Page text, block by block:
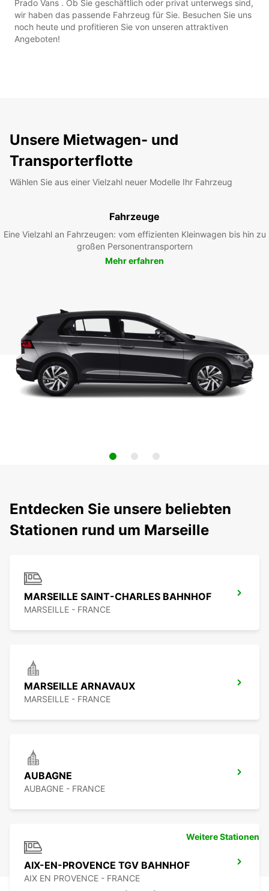
Prado Vans . Ob Sie geschäftlich oder privat unterwegs sind,
wir haben das passende Fahrzeug für Sie. Besuchen Sie uns
noch heute und profitieren Sie von unseren attraktiven
Angeboten!
Unsere Mietwagen- und
Transporterflotte
Wählen Sie aus einer Vielzahl neuer Modelle Ihr Fahrzeug
Fahrzeuge
Eine Vielzahl an Fahrzeugen: vom effizienten Kleinwagen bis hin zu
großen Personentransportern
Mehr erfahren
Entdecken Sie unsere beliebten
Stationen rund um Marseille
MARSEILLE SAINT-CHARLES BAHNHOF
MARSEILLE - FRANCE
MARSEILLE ARNAVAUX
MARSEILLE - FRANCE
AUBAGNE
AUBAGNE - FRANCE
AIX-EN-PROVENCE TGV BAHNHOF
AIX EN PROVENCE - FRANCE
Weitere Stationen